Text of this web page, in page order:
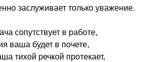
заслуживает только уважение.
сопутствует в работе,
ваша будет в почете,
тихой речкой протекает,